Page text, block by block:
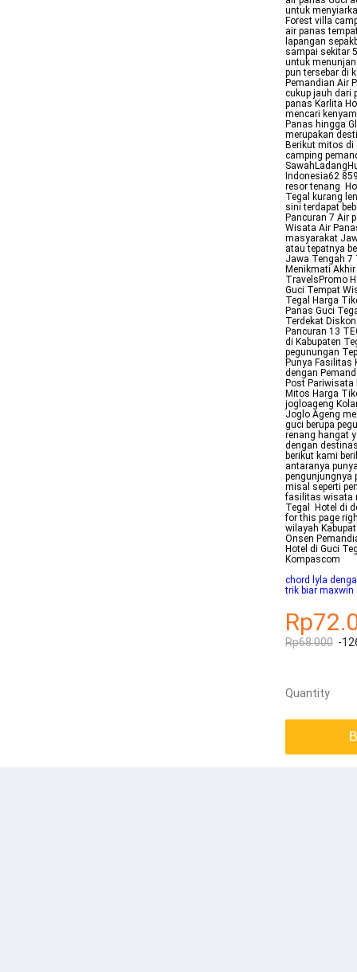
untuk
Forest villa
air panas
lapangan
sampai sekitar
untuk
pun tersebar di
Pemandian Air
cukup jauh dari
panas Karlita
mencari
Panas hingga
merupakan
Berikut mitos di
camping
Indonesia62
resor tenang
Tegal kurang
sini terdapat
Pancuran 7 Air
Wisata Air
masyarakat
atau tepatnya
Jawa Tengah 7
Menikmati
TravelsPromo
Guci Tempat
Tegal Harga
Panas Guci
Terdekat
Pancuran 13
di Kabupaten
pegunungan
Punya Fasilitas
dengan
Post Pariwisata
Mitos Harga
jogloageng
Joglo Ageng
guci berupa
renang hangat
dengan
berikut kami
antaranya
pengunjungnya
misal seperti
fasilitas wisata
Tegal Hotel di
for this page
wilayah
Onsen
Hotel di Guci
Kompascom
chord lyla
trik biar maxwin
Rp68.000 -
Quantity